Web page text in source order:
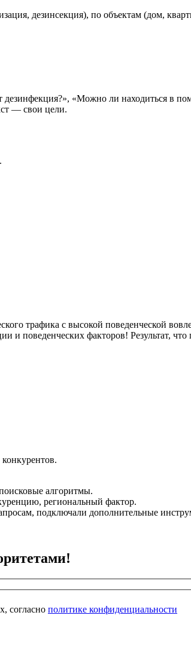
дезинсекция), по объектам (дом,
дезинфекция?», «Можно ли находиться в
— свои цели.
трафика с высокой поведенческой
поведенческих факторов! Результат, что
алгоритмы.
региональный фактор.
подключали дополнительные
согласно политике конфиденциальности